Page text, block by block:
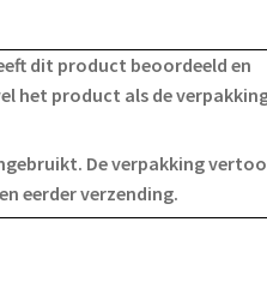
dit product beoordeeld en
het product als de
De verpakking
eerder verzending.